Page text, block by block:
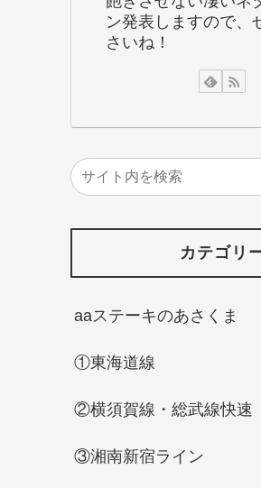
ン発表しますので、
さいね！
カテゴリ
aaステーキのあさくま
①東海道線
②横須賀線・総武線快速
③湘南新宿ライン